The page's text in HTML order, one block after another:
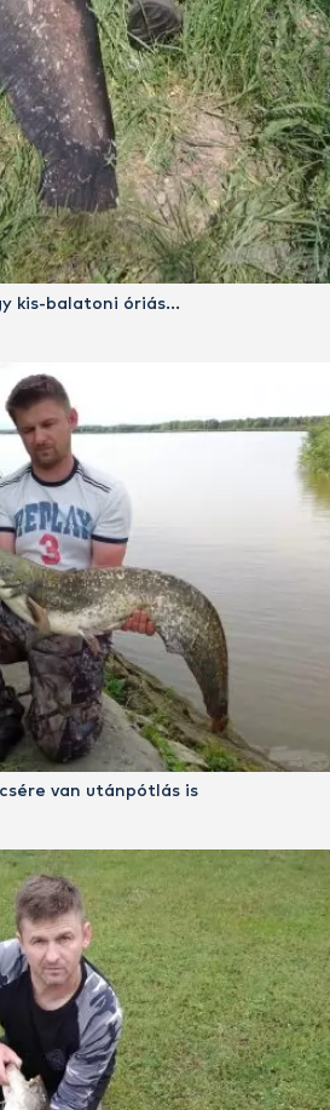
kis-balatoni óriás…
van utánpótlás is